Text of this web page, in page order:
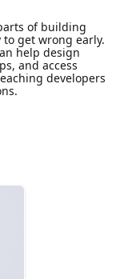
of building
get wrong early.
help design
and access
developers